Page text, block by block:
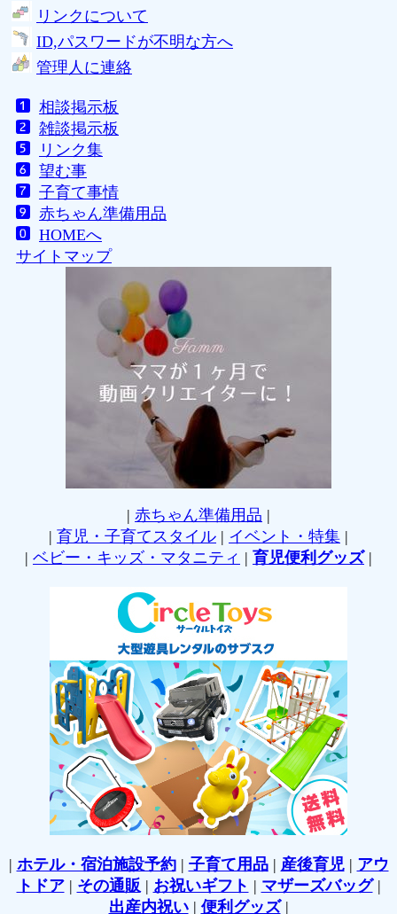
リンクについて
ID,パスワードが不明な方へ
管理人に連絡
相談掲示板
雑談掲示板
リンク集
望む事
子育て事情
赤ちゃん準備用品
HOMEへ
サイトマップ
| 赤ちゃん準備用品 |
| 育児・子育てスタイル | イベント・特集 |
| ベビー・キッズ・マタニティ | 育児便利グッズ|
| ホテル・宿泊施設予約| 子育て用品| 産後育児| アウ
トドア| その通販 | お祝いギフト | マザーズバッグ|
出産内祝い| 便利グッズ|